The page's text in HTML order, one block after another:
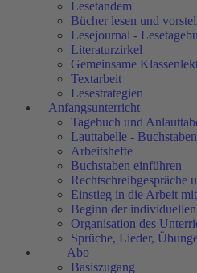
Lesetandem
Bücher lesen und
Lesejournal -
Literaturzirkel
Gemeinsame
Textarbeit
Lesestrategien
Anfangsunterricht
Tagebuch und
Lauttabelle -
Arbeitshefte
Buchstaben einführen
Rechtschreibgespräche
Einstieg in die Arbeit
Beginn der
Organisation des
Sprüche, Lieder,
Abo
Basiszugang